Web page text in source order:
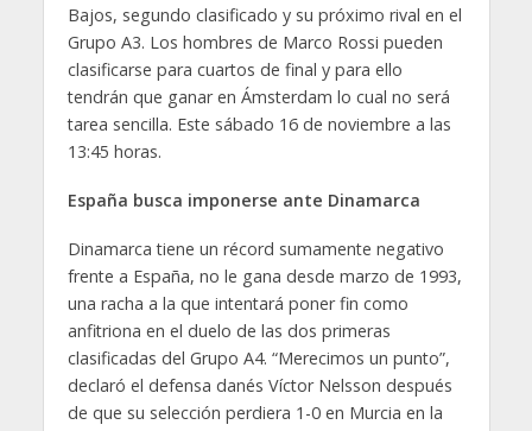
Bajos, segundo clasificado y su próximo rival en el
Grupo A3. Los hombres de Marco Rossi pueden
clasificarse para cuartos de final y para ello
tendrán que ganar en Ámsterdam lo cual no será
tarea sencilla. Este sábado 16 de noviembre a las
13:45 horas.
España busca imponerse ante Dinamarca
Dinamarca tiene un récord sumamente negativo
frente a España, no le gana desde marzo de 1993,
una racha a la que intentará poner fin como
anfitriona en el duelo de las dos primeras
clasificadas del Grupo A4. “Merecimos un punto”,
declaró el defensa danés Víctor Nelsson después
de que su selección perdiera 1-0 en Murcia en la